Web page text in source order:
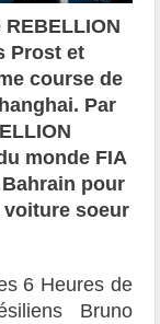
REBELLION
Prost et
course de
Par
monde FIA
Bahrain pour
voiture soeur
6 Heures de
Bruno